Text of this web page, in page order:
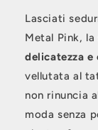
Lasciati
Metal Pink,
delicatezza
vellutata al
non rinuncia
moda senza